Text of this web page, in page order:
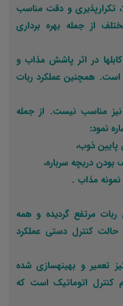
تکرارپذیری و دقت مناسب
از جمله بهره برداری
در اثر پاشش مذاب و
همچنین عملکرد ربات
نیز مناسب نیست. از جمله
نمود:
مذاب .
مرتفع گردیده و همه
کنترل دستی عملکرد
تعمیر و بهینهسازی شده
کنترل اتوماتیک است که